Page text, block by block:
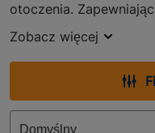
otoczenia.
uderzeniami podczas
oferujemy modele,
znajdziesz
oferta odbojników
modele, jak i bardziej
Zobacz więcej